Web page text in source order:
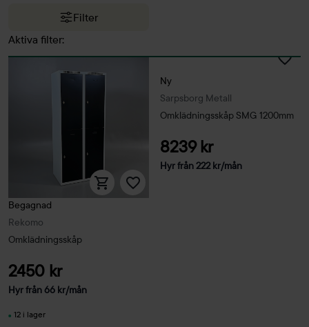
Filter
Aktiva filter:
Rekomo
Begagnad
Omklädningsskåp
2450 kr
Hyr från66 kr/mån
12 i lager
Sarpsborg Metall
Ny
Omklädningsskåp SMG 1200mm
8239 kr
Hyr från222 kr/mån